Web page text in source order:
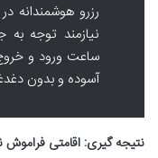
رزرو هوشمندانه
نیازمند توجه
ساعت ورود و
آسوده و بدون
نتیجه گیری: اقامتی فراموش